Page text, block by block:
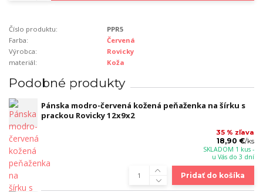
Číslo produktu:
PPR5
Farba:
Červená
Výrobca:
Rovicky
materiál:
Koža
Podobné produkty
Pánska modro-červená kožená peňaženka na šírku s
prackou Rovicky 12x9x2
35 % zľava
18,90 €/ks
SKLADOM 1 kus -
u Vás do 3 dní
Pridať do košíka